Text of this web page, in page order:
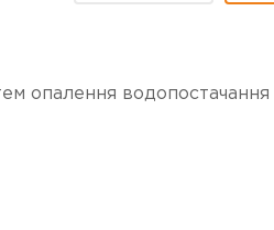
опалення водопостачання